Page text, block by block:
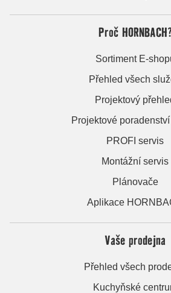
Proč
Sortiment E-
Přehled všech
Projektový
Projektové
PROFI servis
Montážní servis
Plánovače
Aplikace
Vaše prodejna
Přehled všech
Kuchyňské